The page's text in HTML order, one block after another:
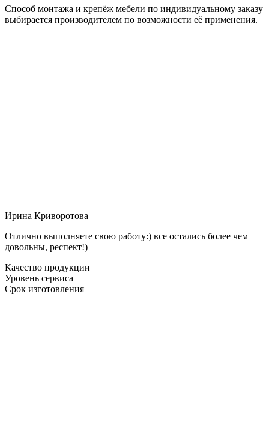
Способ монтажа и крепёж мебели по индивидуальному заказу
выбирается производителем по возможности её применения.
Ирина Криворотова
Отлично выполняете свою работу:) все остались более чем
довольны, респект!)
Качество продукции
Уровень сервиса
Срок изготовления